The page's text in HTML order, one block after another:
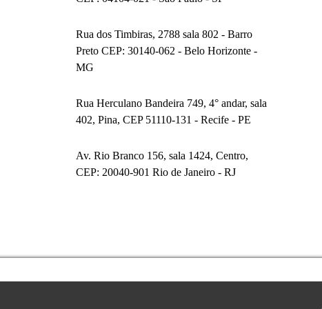
Rua dos Timbiras, 2788 sala 802 - Barro
Preto CEP: 30140-062 - Belo Horizonte -
MG
Rua Herculano Bandeira 749, 4° andar, sala
402, Pina, CEP 51110-131 - Recife - PE
Av. Rio Branco 156, sala 1424, Centro,
CEP: 20040-901 Rio de Janeiro - RJ